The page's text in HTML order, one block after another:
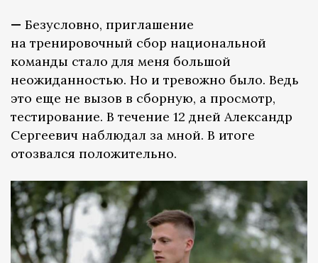
— Безусловно, приглашение
на тренировочный сбор национальной
команды стало для меня большой
неожиданностью. Но и тревожно было. Ведь
это еще не вызов в сборную, а просмотр,
тестирование. В течение 12 дней Александр
Сергеевич наблюдал за мной. В итоге
отозвался положительно.